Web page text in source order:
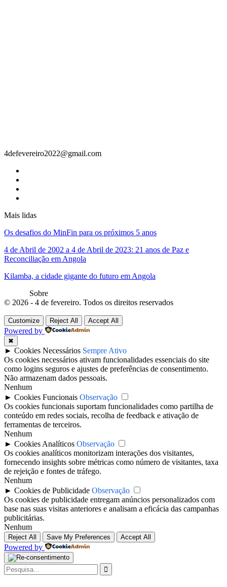
4defevereiro2022@gmail.com
Mais lidas
Os desafios do MinFin para os próximos 5 anos
4 de Abril de 2002 a 4 de Abril de 2023: 21 anos de Paz e
Reconciliação em Angola
Kilamba, a cidade gigante do futuro em Angola
Sobre
© 2026 - 4 de fevereiro. Todos os direitos reservados
Customize Reject All Accept All
Powered by
✖
► Cookies Necessários Sempre Ativo
Os cookies necessários ativam funcionalidades essenciais do site
como logins seguros e ajustes de preferências de consentimento.
Não armazenam dados pessoais.
Nenhum
► Cookies Funcionais Observação
Os cookies funcionais suportam funcionalidades como partilha de
conteúdo em redes sociais, recolha de feedback e ativação de
ferramentas de terceiros.
Nenhum
► Cookies Analíticos Observação
Os cookies analíticos monitorizam interações dos visitantes,
fornecendo insights sobre métricas como número de visitantes, taxa
de rejeição e fontes de tráfego.
Nenhum
► Cookies de Publicidade Observação
Os cookies de publicidade entregam anúncios personalizados com
base nas suas visitas anteriores e analisam a eficácia das campanhas
publicitárias.
Nenhum
Reject All Save My Preferences Accept All
Powered by